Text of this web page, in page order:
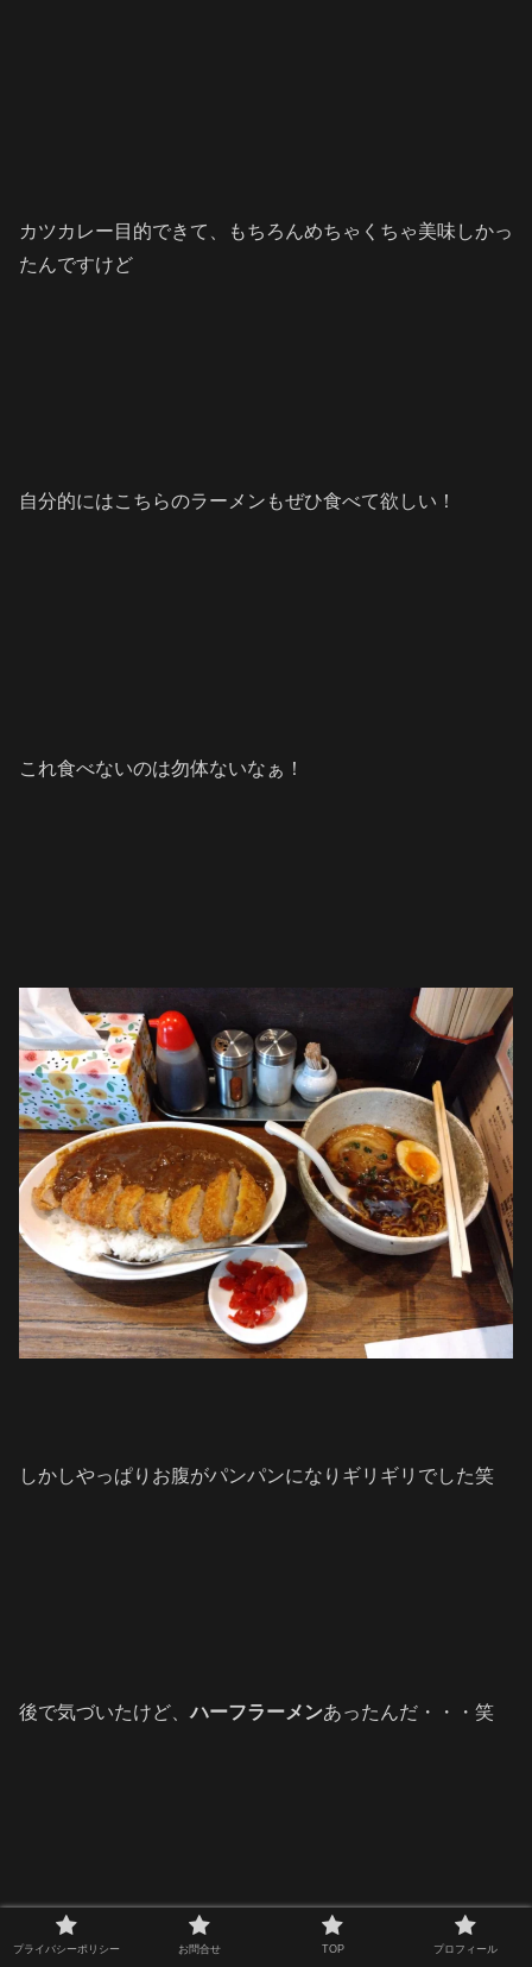
カツカレー目的できて、もちろんめちゃくちゃ美味しかっ
たんですけど
自分的にはこちらのラーメンもぜひ食べて欲しい！
これ食べないのは勿体ないなぁ！
しかしやっぱりお腹がパンパンになりギリギリでした笑
後で気づいたけど、ハーフラーメンあったんだ・・・笑
次はラーメンだけ食べにも来たい！(でもハーフラーメン
プライバシーポリシー お問合せ TOP プロフィール